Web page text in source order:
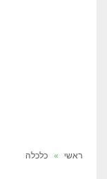
ראשי » כלכלה